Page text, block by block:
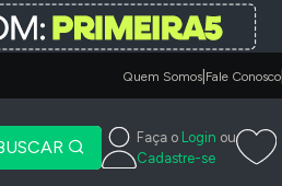
Quem Somos Fale Conosco
Faça o Login ou
Cadastre-se